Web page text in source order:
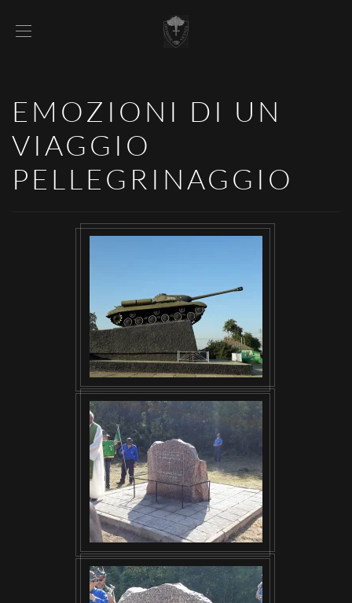
EMOZIONI DI UN
VIAGGIO
PELLEGRINAGGIO
VISUALIZZA
VISUALIZZA